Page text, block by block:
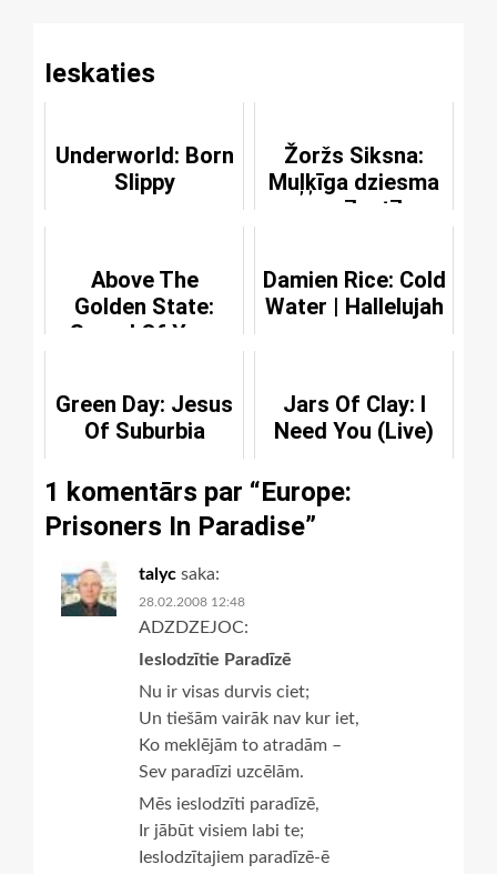
Ieskaties
Underworld: Born
Slippy
Žoržs Siksna:
Muļķīga dziesma
par mīlestību
Above The
Golden State:
Sound Of Your
Damien Rice: Cold
Water | Hallelujah
Green Day: Jesus
Of Suburbia
Jars Of Clay: I
Need You (Live)
1 komentārs par “Europe:
Prisoners In Paradise”
talyc saka:
28.02.2008 12:48
ADZDZEJOC:
Ieslodzītie Paradīzē
Nu ir visas durvis ciet;
Un tiešām vairāk nav kur iet,
Ko meklējām to atradām –
Sev paradīzi uzcēlām.
Mēs ieslodzīti paradīzē,
Ir jābūt visiem labi te;
Ieslodzītajiem paradīzē-ē